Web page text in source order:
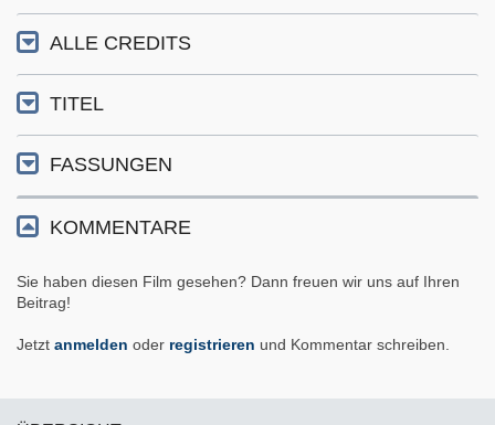
ALLE CREDITS
TITEL
FASSUNGEN
KOMMENTARE
Sie haben diesen Film gesehen? Dann freuen wir uns auf Ihren
Beitrag!
Jetzt anmelden oder registrieren und Kommentar schreiben.